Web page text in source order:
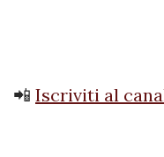
📲 Iscriviti al